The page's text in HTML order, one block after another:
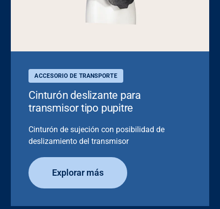
ACCESORIO DE TRANSPORTE
Cinturón deslizante para
transmisor tipo pupitre
Cinturón de sujeción con posibilidad de
deslizamiento del transmisor
Explorar más